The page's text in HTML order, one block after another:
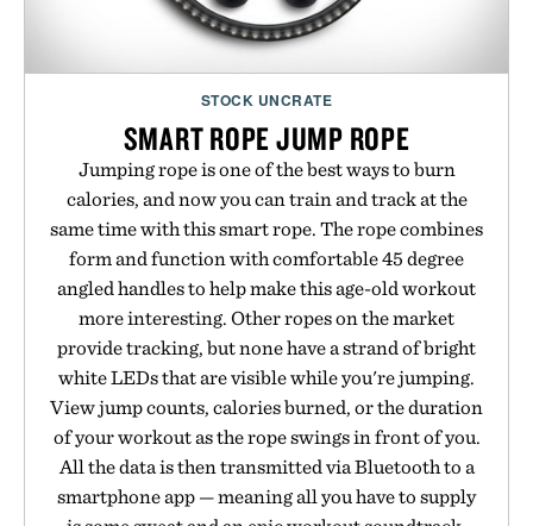
STOCK UNCRATE
SMART ROPE JUMP ROPE
Jumping rope is one of the best ways to burn
calories, and now you can train and track at the
same time with this smart rope. The rope combines
form and function with comfortable 45 degree
angled handles to help make this age-old workout
more interesting. Other ropes on the market
provide tracking, but none have a strand of bright
white LEDs that are visible while you're jumping.
View jump counts, calories burned, or the duration
of your workout as the rope swings in front of you.
All the data is then transmitted via Bluetooth to a
smartphone app — meaning all you have to supply